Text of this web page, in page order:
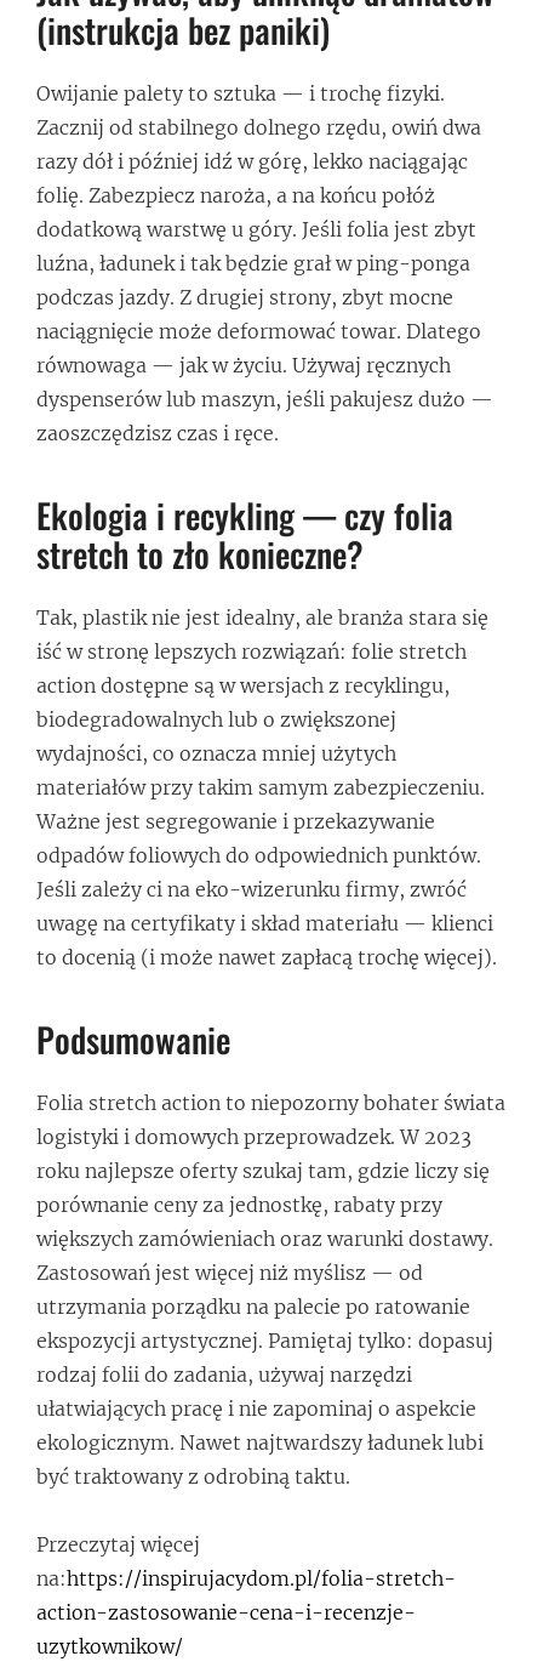
(instrukcja bez paniki)
Owijanie palety to sztuka — i trochę fizyki.
Zacznij od stabilnego dolnego rzędu, owiń dwa
razy dół i później idź w górę, lekko naciągając
folię. Zabezpiecz naroża, a na końcu połóż
dodatkową warstwę u góry. Jeśli folia jest zbyt
luźna, ładunek i tak będzie grał w ping-ponga
podczas jazdy. Z drugiej strony, zbyt mocne
naciągnięcie może deformować towar. Dlatego
równowaga — jak w życiu. Używaj ręcznych
dyspenserów lub maszyn, jeśli pakujesz dużo —
zaoszczędzisz czas i ręce.
Ekologia i recykling — czy folia
stretch to zło konieczne?
Tak, plastik nie jest idealny, ale branża stara się
iść w stronę lepszych rozwiązań: folie stretch
action dostępne są w wersjach z recyklingu,
biodegradowalnych lub o zwiększonej
wydajności, co oznacza mniej użytych
materiałów przy takim samym zabezpieczeniu.
Ważne jest segregowanie i przekazywanie
odpadów foliowych do odpowiednich punktów.
Jeśli zależy ci na eko-wizerunku firmy, zwróć
uwagę na certyfikaty i skład materiału — klienci
to docenią (i może nawet zapłacą trochę więcej).
Podsumowanie
Folia stretch action to niepozorny bohater świata
logistyki i domowych przeprowadzek. W 2023
roku najlepsze oferty szukaj tam, gdzie liczy się
porównanie ceny za jednostkę, rabaty przy
większych zamówieniach oraz warunki dostawy.
Zastosowań jest więcej niż myślisz — od
utrzymania porządku na palecie po ratowanie
ekspozycji artystycznej. Pamiętaj tylko: dopasuj
rodzaj folii do zadania, używaj narzędzi
ułatwiających pracę i nie zapominaj o aspekcie
ekologicznym. Nawet najtwardszy ładunek lubi
być traktowany z odrobiną taktu.
Przeczytaj więcej
na:https://inspirujacydom.pl/folia-stretch-
action-zastosowanie-cena-i-recenzje-
uzytkownikow/